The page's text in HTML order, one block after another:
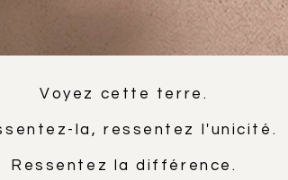
Voyez cette terre.
la, ressentez l'unicité.
Ressentez la différence.